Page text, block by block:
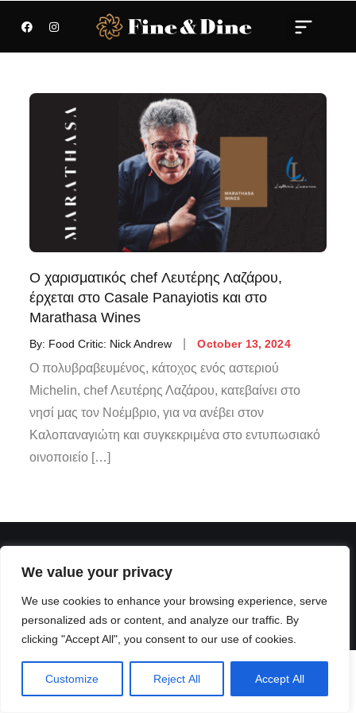
We value your privacy
We use cookies to enhance your browsing experience, serve
personalized ads or content, and analyze our traffic. By
clicking "Accept All", you consent to our use of cookies.
Customize Reject All Accept All
Ο χαρισματικός chef Λευτέρης Λαζάρου,
έρχεται στο Casale Panayiotis και στο
Marathasa Wines
By: Food Critic: Nick Andrew October 13, 2024
Ο πολυβραβευμένος, κάτοχος ενός αστεριού
Michelin, chef Λευτέρης Λαζάρου, κατεβαίνει στο
νησί μας τον Νοέμβριο, για να ανέβει στον
Καλοπαναγιώτη και συγκεκριμένα στο εντυπωσιακό
οινοποιείο […]